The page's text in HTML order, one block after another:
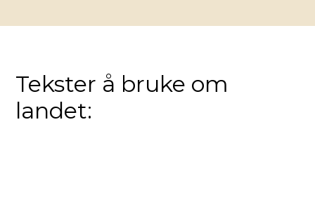
Tekster å bruke om
landet: